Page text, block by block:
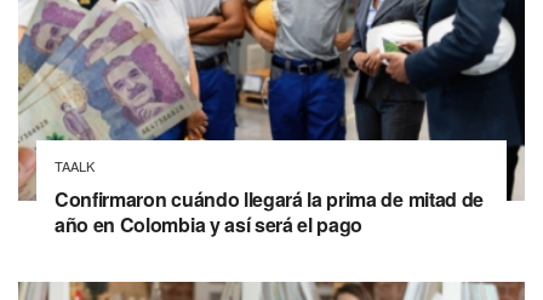
TAALK
Confirmaron cuándo llegará la prima de mitad de
año en Colombia y así será el pago